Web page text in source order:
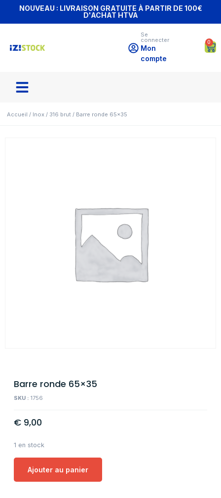
NOUVEAU : LIVRAISON GRATUITE À PARTIR DE 100€
D'ACHAT HTVA
Se
connecter
Mon
compte
0
Accueil / Inox / 316 brut / Barre ronde 65×35
Barre ronde 65×35
SKU : 1756
€ 9,00
1 en stock
Ajouter au panier